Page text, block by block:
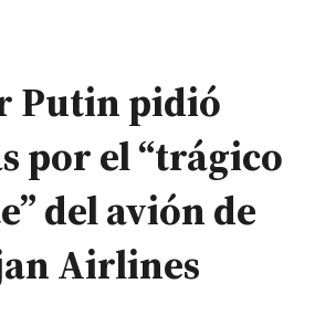
Putin pidió
por el “trágico
del avión de
Airlines